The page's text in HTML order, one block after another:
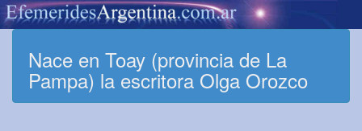
Nace en Toay (provincia de La
Pampa) la escritora Olga Orozco